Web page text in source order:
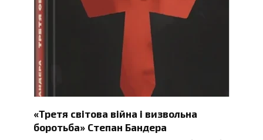
«Третя світова війна і визвольна
боротьба» Степан Бандера